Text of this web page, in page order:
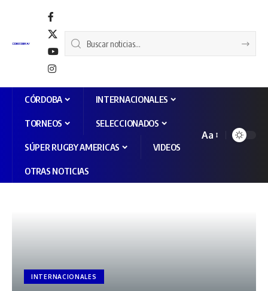
CÓRDOBA INTERNACIONALES
TORNEOS SELECCIONADOS
SÚPER RUGBY AMERICAS VIDEOS
OTRAS NOTICIAS
Aa
INTERNACIONALES